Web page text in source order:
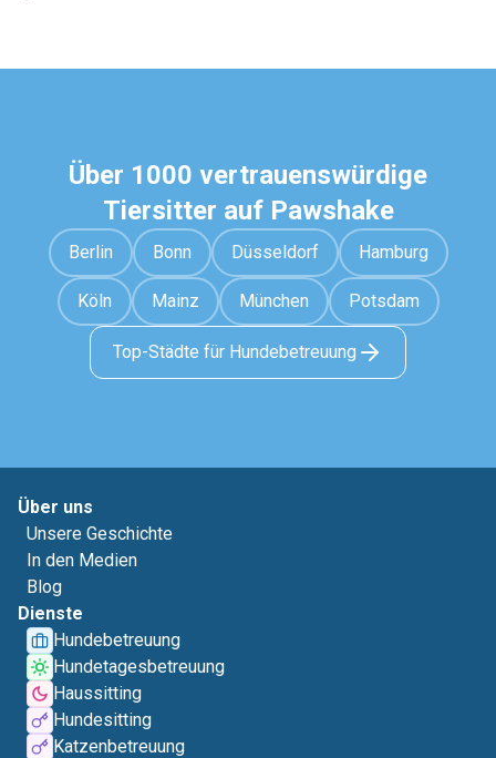
Über 1000 vertrauenswürdige
Tiersitter auf Pawshake
Berlin Bonn Düsseldorf Hamburg
Köln Mainz München Potsdam
Top-Städte für Hundebetreuung
Über uns
Unsere Geschichte
In den Medien
Blog
Dienste
Hundebetreuung
Hundetagesbetreuung
Haussitting
Hundesitting
Katzenbetreuung